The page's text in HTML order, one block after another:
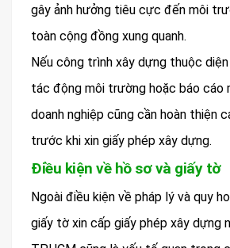
gây ảnh hưởng tiêu cực đến môi
toàn cộng đồng xung quanh.
Nếu công trình xây dựng thuộc diện
tác động môi trường hoặc báo cáo
doanh nghiệp cũng cần hoàn thiện
trước khi xin giấy phép xây dựng.
Điều kiện về hồ sơ và giấy tờ
Ngoài điều kiện về pháp lý và quy
giấy tờ xin cấp giấy phép xây dựng